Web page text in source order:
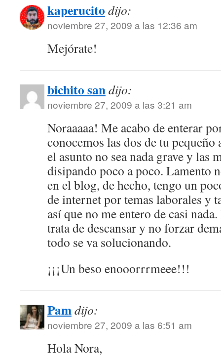
kaperucito dijo:
noviembre 27, 2009 a las 12:36 am
Mejórate!
bichito sandijo:
noviembre 27, 2009 a las 3:21 am
Noraaaaa! Me acabo de enterar
conocemos las dos de tu pequeño
el asunto no sea nada grave y las
disipando poco a poco. Lamento
en el blog, de hecho, tengo un
de internet por temas laborales y
así que no me entero de casi
trata de descansar y no forzar
todo se va solucionando.
¡¡¡Un beso enooorrrmeee!!!
Pamdijo:
noviembre 27, 2009 a las 6:51 am
Hola Nora,